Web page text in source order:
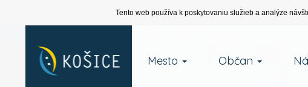
Tento web používa k poskytovaniu služieb a analýze
Mesto Občan